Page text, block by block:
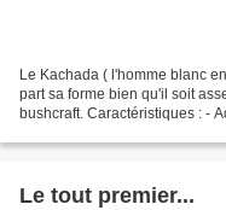
Le Kachada ( l'homme blanc
part sa forme bien qu'il soit
bushcraft. Caractéristiques : -
Le tout premier...